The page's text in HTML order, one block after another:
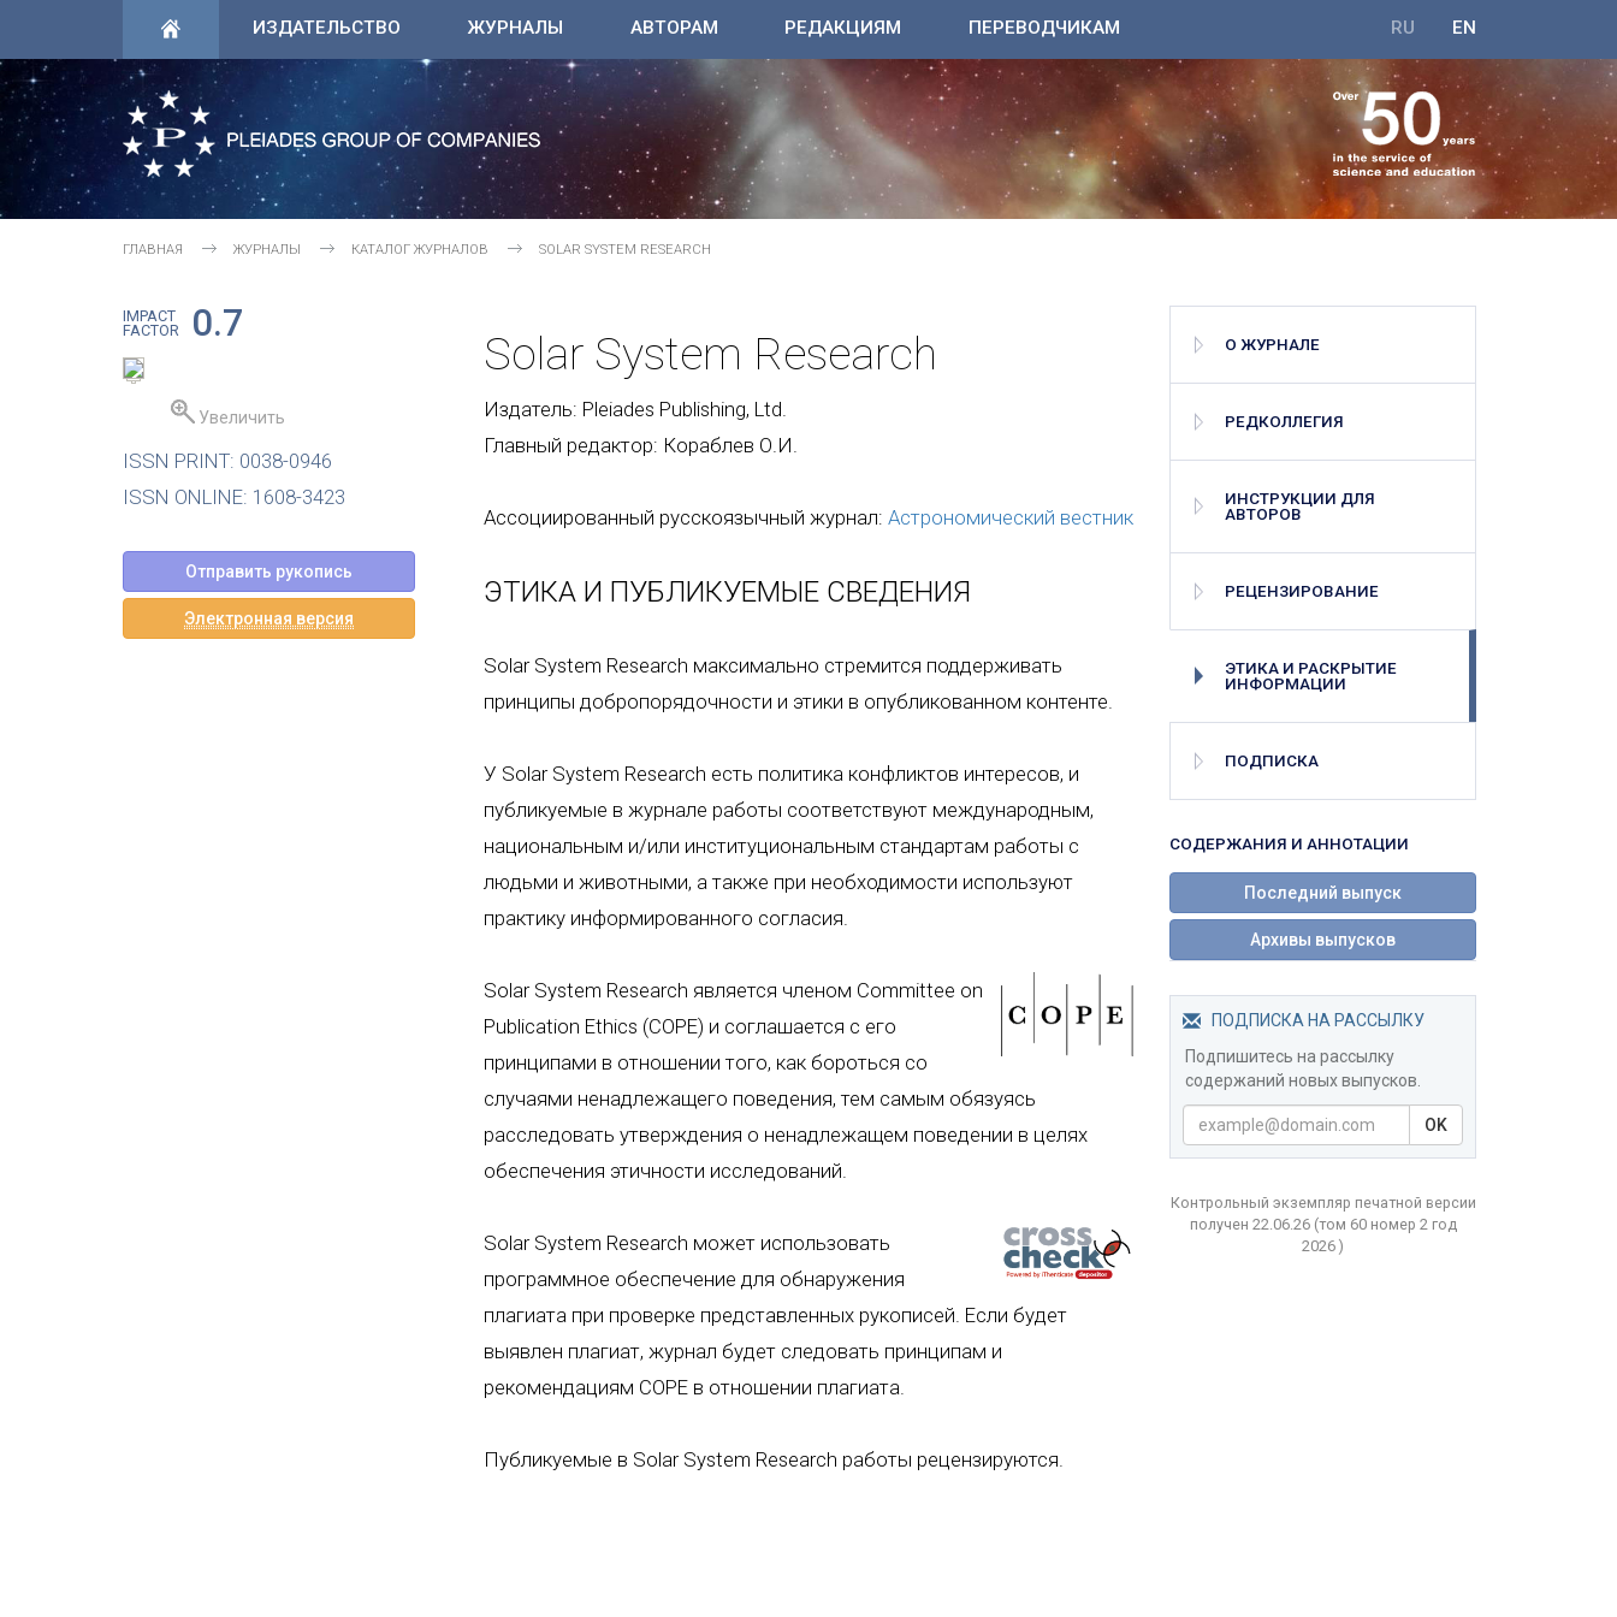
ИЗДАТЕЛЬСТВО ЖУРНАЛЫ АВТОРАМ РЕДАКЦИЯМ ПЕРЕВОДЧИКАМ EN
RU
ГЛАВНАЯ ЖУРНАЛЫ КАТАЛОГ ЖУРНАЛОВ SOLAR SYSTEM RESEARCH
IMPACT
FACTOR
0.7
Увеличить
ISSN PRINT: 0038-0946
ISSN ONLINE: 1608-3423
Отправить рукопись
Электронная версия
О ЖУРНАЛЕ
РЕДКОЛЛЕГИЯ
ИНСТРУКЦИИ ДЛЯ
АВТОРОВ
РЕЦЕНЗИРОВАНИЕ
ЭТИКА И РАСКРЫТИЕ
ИНФОРМАЦИИ
ПОДПИСКА
СОДЕРЖАНИЯ И АННОТАЦИИ
Последний выпуск
Архивы выпусков
ПОДПИСКА НА РАССЫЛКУ
Подпишитесь на рассылку
содержаний новых выпусков.
OK
Контрольный экземпляр печатной версии
получен 22.06.26 (том 60 номер 2 год
2026 )
Solar System Research
Издатель: Pleiades Publishing, Ltd.
Главный редактор: Кораблев О.И.
Ассоциированный русскоязычный журнал: Астрономический вестник
ЭТИКА И ПУБЛИКУЕМЫЕ СВЕДЕНИЯ
Solar System Research максимально стремится поддерживать
принципы добропорядочности и этики в опубликованном контенте.
У Solar System Research есть политика конфликтов интересов, и
публикуемые в журнале работы соответствуют международным,
национальным и/или институциональным стандартам работы с
людьми и животными, а также при необходимости используют
практику информированного согласия.
Solar System Research является членом Committee on
Publication Ethics (COPE) и соглашается с его
принципами в отношении того, как бороться со
случаями ненадлежащего поведения, тем самым обязуясь
расследовать утверждения о ненадлежащем поведении в целях
обеспечения этичности исследований.
Solar System Research может использовать
программное обеспечение для обнаружения
плагиата при проверке представленных рукописей. Если будет
выявлен плагиат, журнал будет следовать принципам и
рекомендациям COPE в отношении плагиата.
Публикуемые в Solar System Research работы рецензируются.